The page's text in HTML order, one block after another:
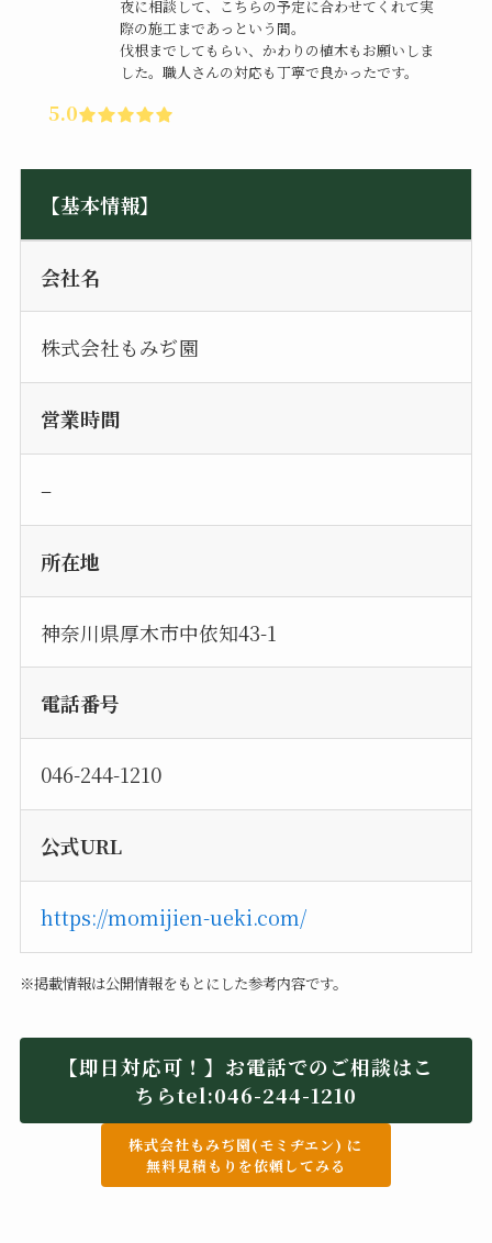
夜に相談して、こちらの予定に合わせてくれて実
際の施工まであっという間。
伐根までしてもらい、かわりの植木もお願いしま
した。職人さんの対応も丁寧で良かったです。
5.0
【基本情報】
会社名
株式会社もみぢ園
営業時間
–
所在地
神奈川県厚木市中依知43-1
電話番号
046-244-1210
公式URL
https://momijien-ueki.com/
※掲載情報は公開情報をもとにした参考内容です。
【即日対応可！】お電話でのご相談はこ
ちらtel:046-244-1210
株式会社もみぢ園(モミヂエン) に
無料見積もりを依頼してみる